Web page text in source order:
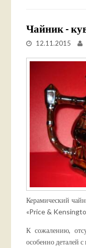
Чайник -
12.11.2015
Керамический
«Price &
К сожалению,
особенно деталей